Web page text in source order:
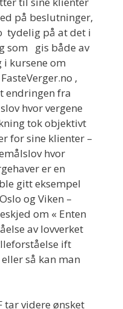
på beslutninger,
tydelig på at det i
som gis både av
i kursene om
,
endringen fra
hvor vergene
tok objektivt
for sine klienter –
hvor
er en
gitt eksempel
og Viken –
om « Enten
av lovverket
ift
så kan man
tar videre ønsket